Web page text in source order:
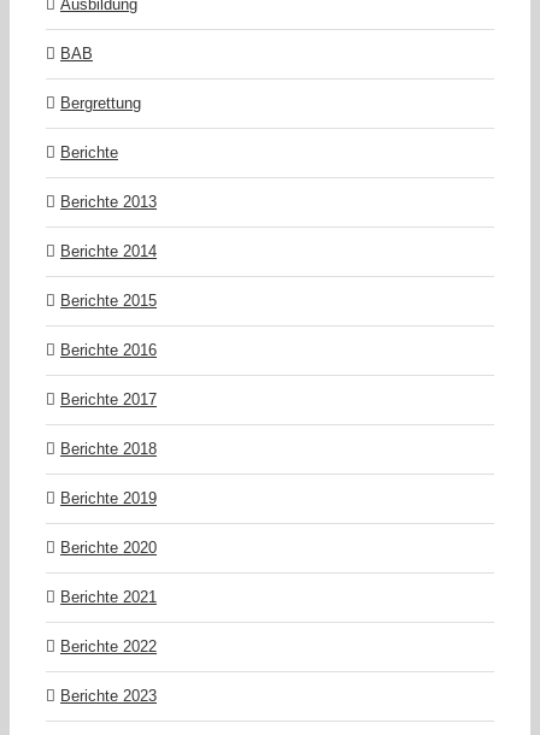
Ausbildung
BAB
Bergrettung
Berichte
Berichte 2013
Berichte 2014
Berichte 2015
Berichte 2016
Berichte 2017
Berichte 2018
Berichte 2019
Berichte 2020
Berichte 2021
Berichte 2022
Berichte 2023